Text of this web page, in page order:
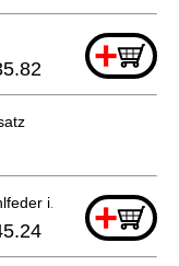
+
i.Sae +